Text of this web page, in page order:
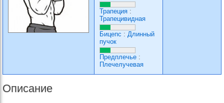
Трапеция :
Трапецивидная
Бицепс : Длинный
пучок
Предплечье :
Плечелучевая
Описание